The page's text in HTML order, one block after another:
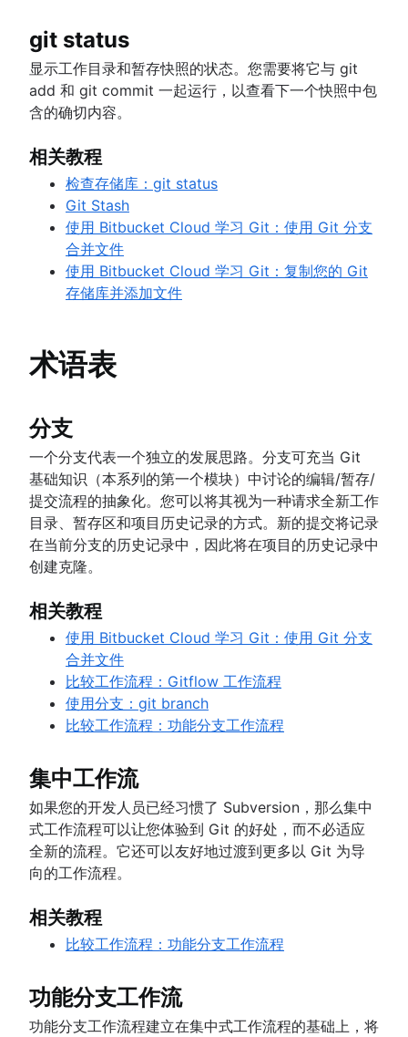
git status
显示工作目录和暂存快照的状态。您需要将它与 git
add 和 git commit 一起运行，以查看下一个快照中包
含的确切内容。
相关教程
检查存储库：git status
Git Stash
使用 Bitbucket Cloud 学习 Git：使用 Git 分支
合并文件
使用 Bitbucket Cloud 学习 Git：复制您的 Git
存储库并添加文件
术语表
分支
一个分支代表一个独立的发展思路。分支可充当 Git
基础知识（本系列的第一个模块）中讨论的编辑/暂存/
提交流程的抽象化。您可以将其视为一种请求全新工作
目录、暂存区和项目历史记录的方式。新的提交将记录
在当前分支的历史记录中，因此将在项目的历史记录中
创建克隆。
相关教程
使用 Bitbucket Cloud 学习 Git：使用 Git 分支
合并文件
比较工作流程：Gitflow 工作流程
使用分支：git branch
比较工作流程：功能分支工作流程
集中工作流
如果您的开发人员已经习惯了 Subversion，那么集中
式工作流程可以让您体验到 Git 的好处，而不必适应
全新的流程。它还可以友好地过渡到更多以 Git 为导
向的工作流程。
相关教程
比较工作流程：功能分支工作流程
功能分支工作流
功能分支工作流程建立在集中式工作流程的基础上，将